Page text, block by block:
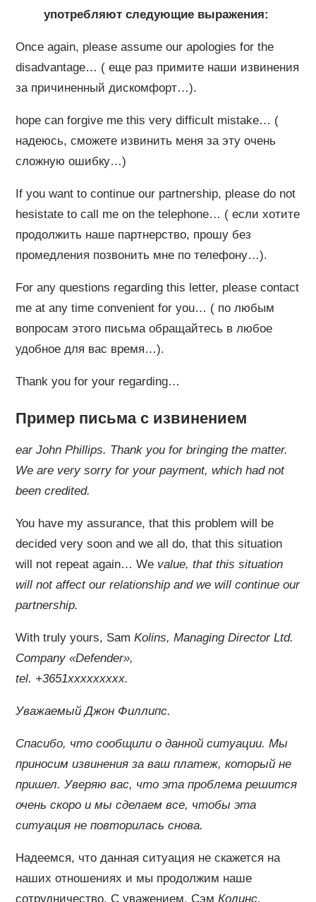
употребляют следующие выражения:
Once again, please assume our apologies for the
disadvantage… ( еще раз примите наши извинения
за причиненный дискомфорт…).
hope can forgive me this very difficult mistake… (
надеюсь, сможете извинить меня за эту очень
сложную ошибку…)
If you want to continue our partnership, please do not
hesistate to call me on the telephone… ( если хотите
продолжить наше партнерство, прошу без
промедления позвонить мне по телефону…).
For any questions regarding this letter, please contact
me at any time convenient for you… ( по любым
вопросам этого письма обращайтесь в любое
удобное для вас время…).
Thank you for your regarding…
Пример письма с извинением
ear John Phillips. Thank you for bringing the matter.
We are very sorry for your payment, which had not
been credited.
You have my assurance, that this problem will be
decided very soon and we all do, that this situation
will not repeat again… We value, that this situation
will not affect our relationship and we will continue our
partnership.
With truly yours, Sam Kolins, Managing Director Ltd.
Company «Defender»,
tel. +3651xxxxxxxxx.
Уважаемый Джон Филлипс.
Спасибо, что сообщили о данной ситуации. Мы
приносим извинения за ваш платеж, который не
пришел. Уверяю вас, что эта проблема решится
очень скоро и мы сделаем все, чтобы эта
ситуация не повторилась снова.
Надеемся, что данная ситуация не скажется на
наших отношениях и мы продолжим наше
сотрудничество. С уважением, Сэм Колинс,